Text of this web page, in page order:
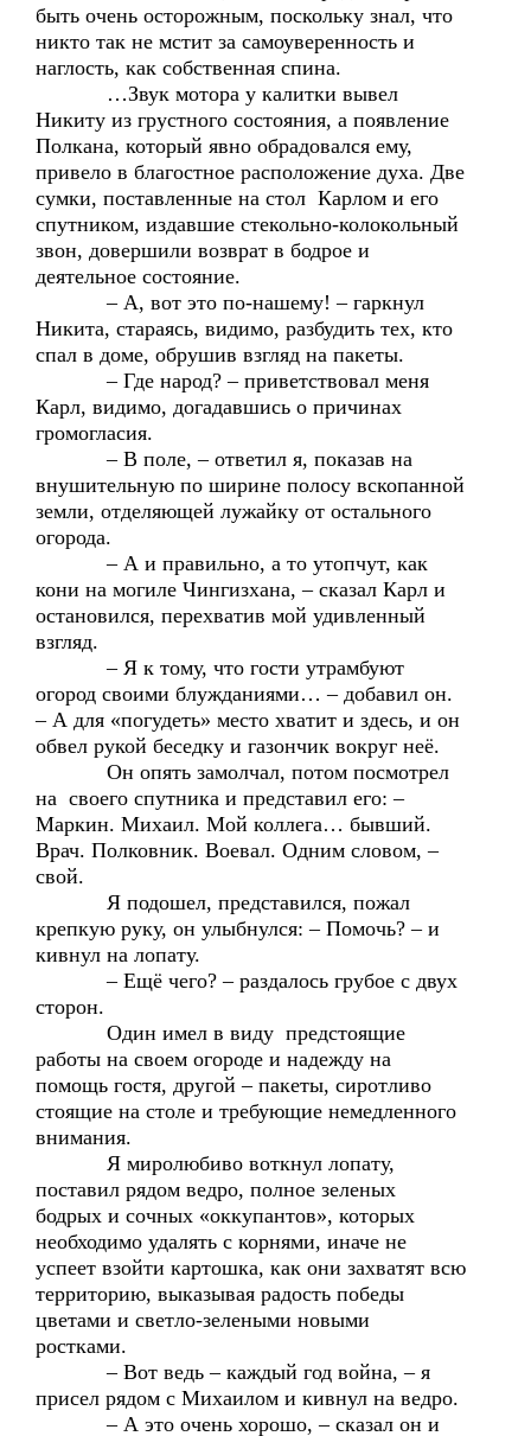
быть очень осторожным, поскольку знал, что
никто так не мстит за самоуверенность и
наглость, как собственная спина.
…Звук мотора у калитки вывел
Никиту из грустного состояния, а появление
Полкана, который явно обрадовался ему,
привело в благостное расположение духа. Две
сумки, поставленные на стол Карлом и его
спутником, издавшие стекольно-колокольный
звон, довершили возврат в бодрое и
деятельное состояние.
– А, вот это по-нашему! – гаркнул
Никита, стараясь, видимо, разбудить тех, кто
спал в доме, обрушив взгляд на пакеты.
– Где народ? – приветствовал меня
Карл, видимо, догадавшись о причинах
громогласия.
– В поле, – ответил я, показав на
внушительную по ширине полосу вскопанной
земли, отделяющей лужайку от остального
огорода.
– А и правильно, а то утопчут, как
кони на могиле Чингизхана, – сказал Карл и
остановился, перехватив мой удивленный
взгляд.
– Я к тому, что гости утрамбуют
огород своими блужданиями… – добавил он.
– А для «погудеть» место хватит и здесь, и он
обвел рукой беседку и газончик вокруг неё.
Он опять замолчал, потом посмотрел
на своего спутника и представил его: –
Маркин. Михаил. Мой коллега… бывший.
Врач. Полковник. Воевал. Одним словом, –
свой.
Я подошел, представился, пожал
крепкую руку, он улыбнулся: – Помочь? – и
кивнул на лопату.
– Ещё чего? – раздалось грубое с двух
сторон.
Один имел в виду предстоящие
работы на своем огороде и надежду на
помощь гостя, другой – пакеты, сиротливо
стоящие на столе и требующие немедленного
внимания.
Я миролюбиво воткнул лопату,
поставил рядом ведро, полное зеленых
бодрых и сочных «оккупантов», которых
необходимо удалять с корнями, иначе не
успеет взойти картошка, как они захватят всю
территорию, выказывая радость победы
цветами и светло-зелеными новыми
ростками.
– Вот ведь – каждый год война, – я
присел рядом с Михаилом и кивнул на ведро.
– А это очень хорошо, – сказал он и